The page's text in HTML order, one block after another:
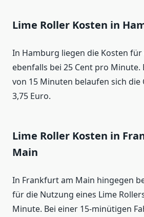
Lime Roller Kosten in
In Hamburg liegen die Kosten für
ebenfalls bei 25 Cent pro Minute.
von 15 Minuten belaufen sich
3,75 Euro.
Lime Roller Kosten in
Main
In Frankfurt am Main hingegen
für die Nutzung eines Lime
Minute. Bei einer 15-minütigen